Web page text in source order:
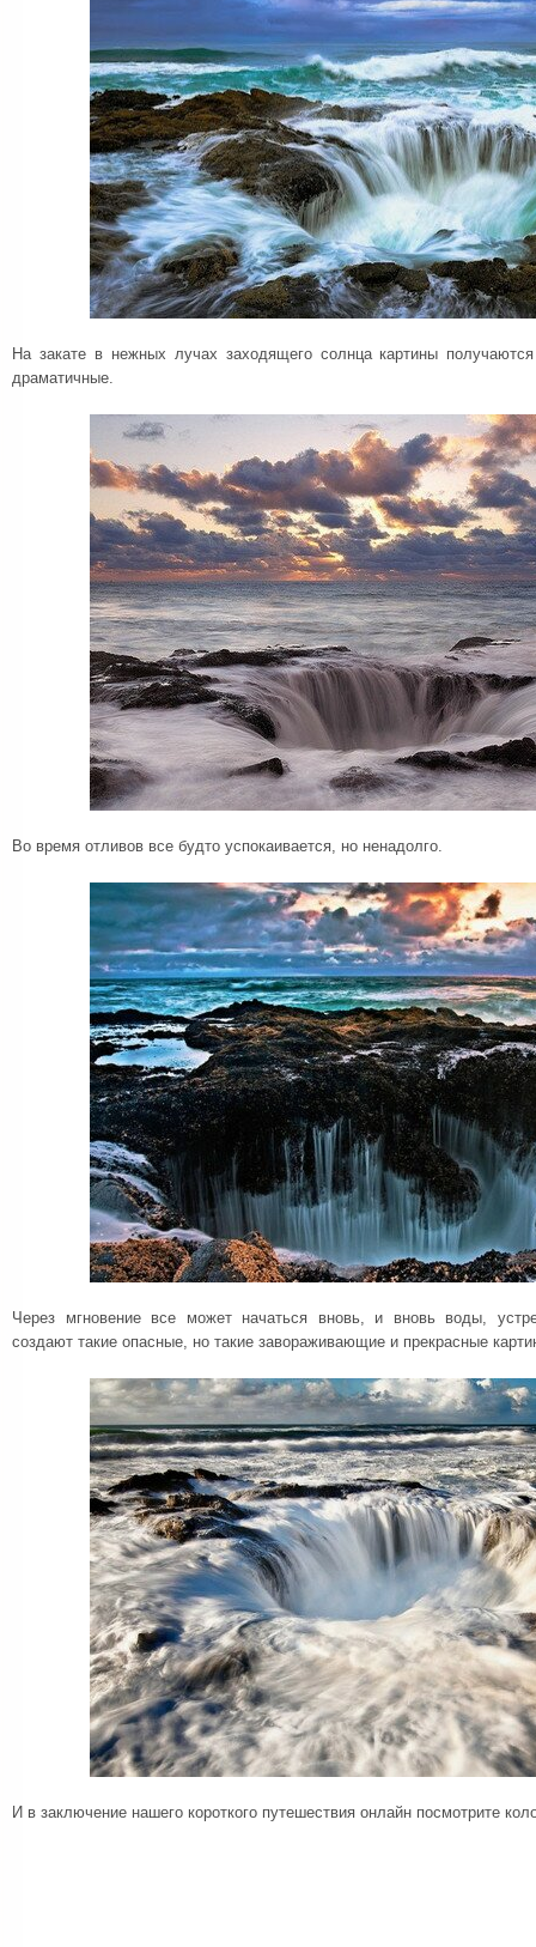
На закате в нежных лучах заходящего солнца картины
драматичные.
Во время отливов все будто успокаивается, но ненадолго.
Через мгновение все может начаться вновь, и вновь воды,
создают такие опасные, но такие завораживающие и прекрасные
И в заключение нашего короткого путешествия онлайн посмотрите